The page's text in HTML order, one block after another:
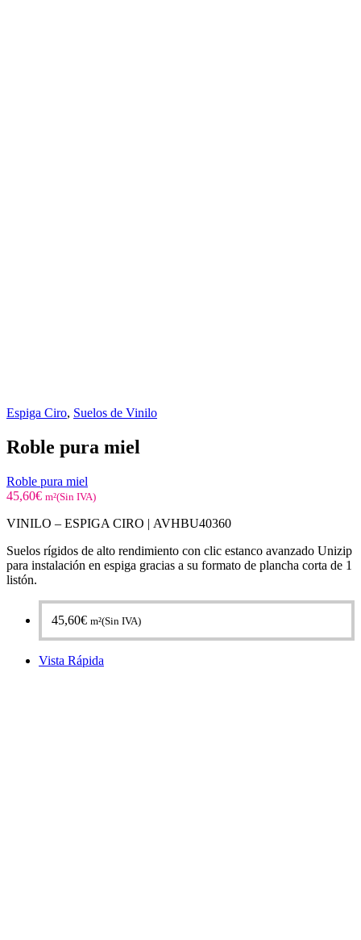
Espiga Ciro, Suelos de Vinilo
Roble pura miel
Roble pura miel
45,60€ m²(Sin IVA)
VINILO – ESPIGA CIRO | AVHBU40360
Suelos rígidos de alto rendimiento con clic estanco avanzado Unizip
para instalación en espiga gracias a su formato de plancha corta de 1
listón.
45,60€ m²(Sin IVA)
Vista Rápida